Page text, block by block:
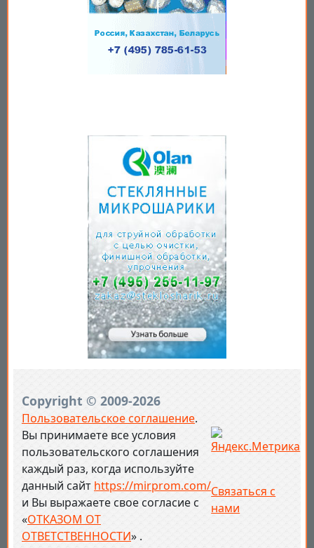
Copyright © 2009-2026
Пользовательское соглашение.
Вы принимаете все условия
пользовательского соглашения
каждый раз, когда используйте
данный сайт https://mirprom.com/
и Вы выражаете свое согласие с
«ОТКАЗОМ ОТ
ОТВЕТСТВЕННОСТИ» .
Связаться с
нами